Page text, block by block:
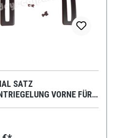
SATZ
VORNE FÜR